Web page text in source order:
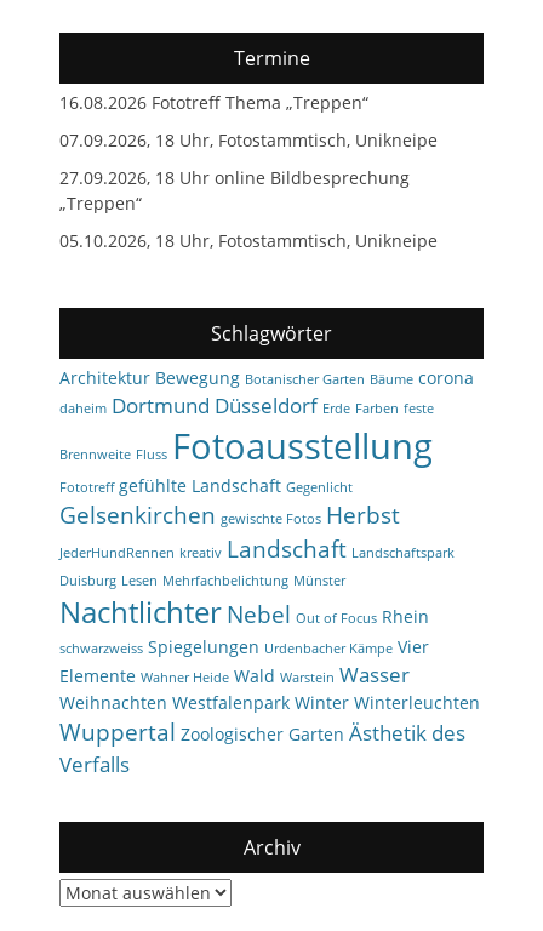
Termine
16.08.2026 Fototreff Thema „Treppen“
07.09.2026, 18 Uhr, Fotostammtisch, Unikneipe
27.09.2026, 18 Uhr online Bildbesprechung
„Treppen“
05.10.2026, 18 Uhr, Fotostammtisch, Unikneipe
Schlagwörter
Architektur Bewegung Botanischer Garten Bäume corona
daheim Dortmund Düsseldorf Erde Farben feste
Brennweite Fluss Fotoausstellung
Fototreff gefühlte Landschaft Gegenlicht
Gelsenkirchen gewischte Fotos Herbst
JederHundRennen kreativ Landschaft Landschaftspark
Duisburg Lesen Mehrfachbelichtung Münster
NachtlichterNebel Out of Focus Rhein
schwarzweiss Spiegelungen Urdenbacher Kämpe Vier
Elemente Wahner Heide Wald Warstein Wasser
Weihnachten Westfalenpark Winter Winterleuchten
Wuppertal Zoologischer Garten Ästhetik des
Verfalls
Archiv
Archiv